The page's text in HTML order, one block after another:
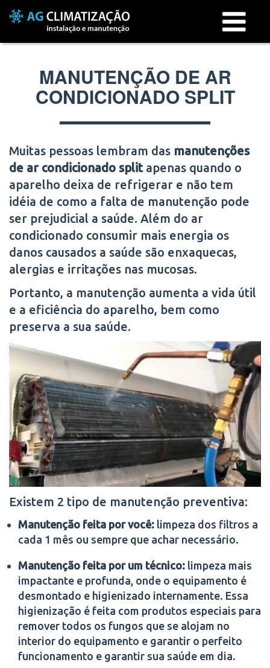
Menu
MANUTENÇÃO DE AR
CONDICIONADO SPLIT
Muitas pessoas lembram das manutenções
de ar condicionado splitapenas quando o
aparelho deixa de refrigerar e não tem
idéia de como a falta de manutenção pode
ser prejudicial a saúde. Além do ar
condicionado consumir mais energia os
danos causados a saúde são enxaquecas,
alergias e irritações nas mucosas.
Portanto, a manutenção aumenta a vida útil
e a eficiência do aparelho, bem como
preserva a sua saúde.
Existem 2 tipo de manutenção preventiva:
Manutenção feita por você: limpeza dos filtros a
cada 1 mês ou sempre que achar necessário.
Manutenção feita por um técnico: limpeza mais
impactante e profunda, onde o equipamento é
desmontado e higienizado internamente. Essa
higienização é feita com produtos especiais para
remover todos os fungos que se alojam no
interior do equipamento e garantir o perfeito
funcionamento e garantir sua saúde em dia.